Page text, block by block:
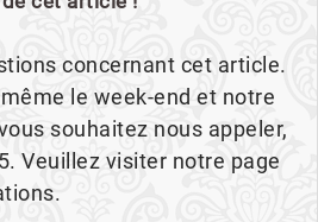
concernant cet article.
le week-end et notre
souhaitez nous appeler,
Veuillez visiter notre page